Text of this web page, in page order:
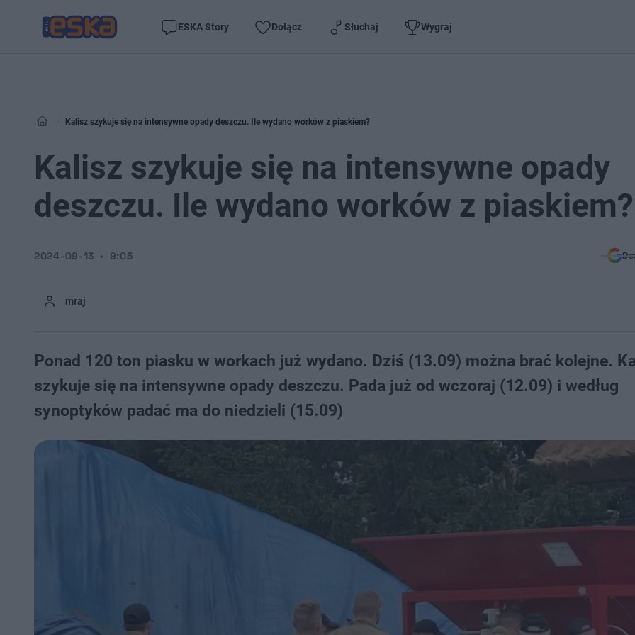
ESKA Story Dołącz Słuchaj Wygraj
Kalisz szykuje się na intensywne opady deszczu. Ile wydano worków z piaskiem?
Kalisz szykuje się na intensywne opady
deszczu. Ile wydano worków z piaskiem?
mraj
2024-09-13 9:05
Ponad 120 ton piasku w workach już wydano. Dziś (13.09) można brać kolejne.
szykuje się na intensywne opady deszczu. Pada już od wczoraj (12.09) i według
synoptyków padać ma do niedzieli (15.09)